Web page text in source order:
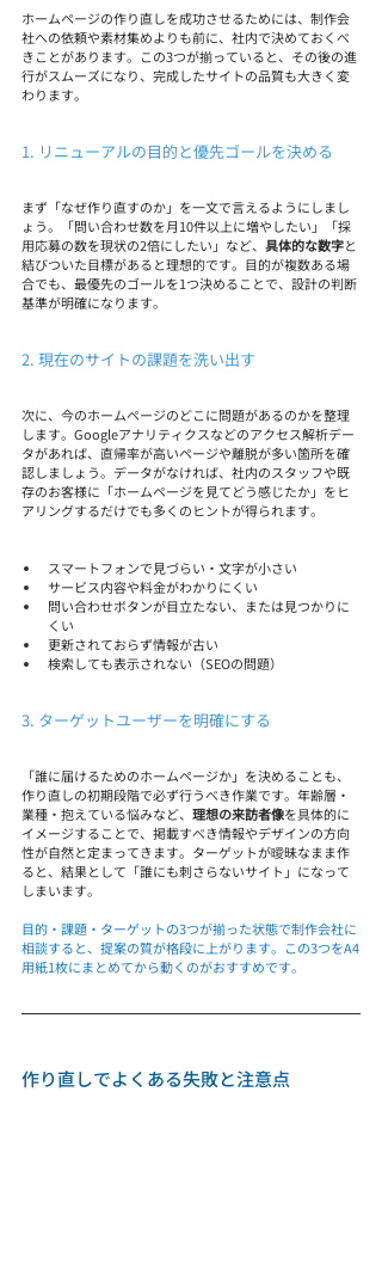
ホームページの作り直しを成功させるためには、制作会
社への依頼や素材集めよりも前に、社内で決めておくべ
きことがあります。この3つが揃っていると、その後の進
行がスムーズになり、完成したサイトの品質も大きく変
わります。
1. リニューアルの目的と優先ゴールを決める
まず「なぜ作り直すのか」を一文で言えるようにしまし
ょう。「問い合わせ数を月10件以上に増やしたい」「採
用応募の数を現状の2倍にしたい」など、 具体的な数字と
結びついた目標があると理想的です。目的が複数ある場
合でも、最優先のゴールを1つ決めることで、設計の判断
基準が明確になります。
2. 現在のサイトの課題を洗い出す
次に、今のホームページのどこに問題があるのかを整理
します。Googleアナリティクスなどのアクセス解析デー
タがあれば、直帰率が高いページや離脱が多い箇所を確
認しましょう。データがなければ、社内のスタッフや既
存のお客様に「ホームページを見てどう感じたか」をヒ
アリングするだけでも多くのヒントが得られます。
スマートフォンで見づらい・文字が小さい
サービス内容や料金がわかりにくい
問い合わせボタンが目立たない、または見つかりに
くい
更新されておらず情報が古い
検索しても表示されない（SEOの問題）
3. ターゲットユーザーを明確にする
「誰に届けるためのホームページか」を決めることも、
作り直しの初期段階で必ず行うべき作業です。年齢層・
業種・抱えている悩みなど、 理想の来訪者像を具体的に
イメージすることで、掲載すべき情報やデザインの方向
性が自然と定まってきます。ターゲットが曖昧なまま作
ると、結果として「誰にも刺さらないサイト」になって
しまいます。
目的・課題・ターゲットの3つが揃った状態で制作会社に
相談すると、提案の質が格段に上がります。この3つをA4
用紙1枚にまとめてから動くのがおすすめです。
作り直しでよくある失敗と注意点